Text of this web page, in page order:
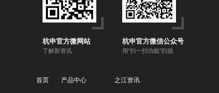
杭申官方微网站
了解新资讯
杭申官方微信公众号
用“扫一扫功能”扫描
首页 产品中心 之江资讯